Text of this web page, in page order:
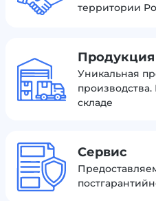
территории
Продукция
Уникальная
складе
Сервис